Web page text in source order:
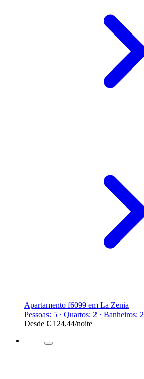
Apartamento f6099 em La Zenia
Pessoas: 5 · Quartos: 2 · Banheiros: 2
Desde € 124,44/noite